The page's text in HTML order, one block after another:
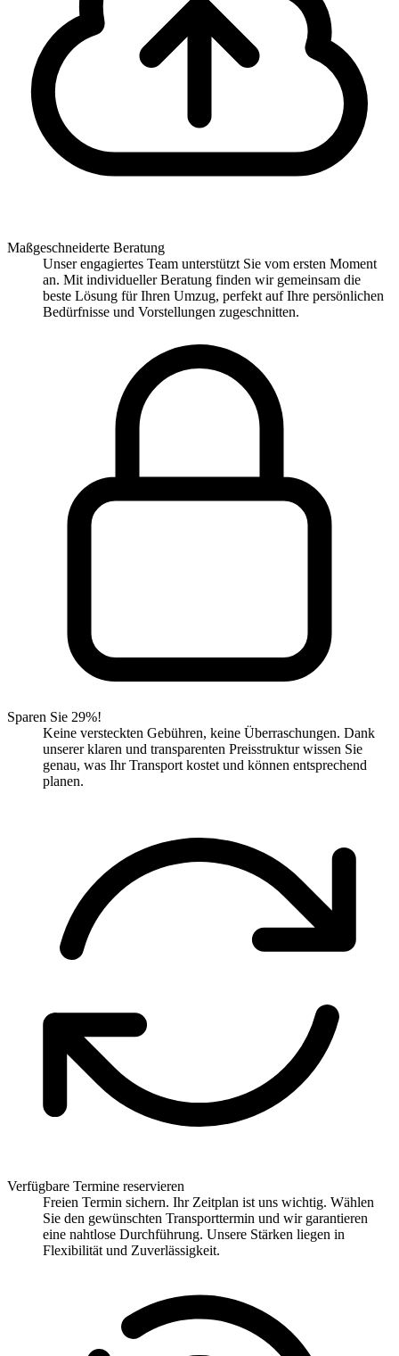
Maßgeschneiderte Beratung
Unser engagiertes Team unterstützt Sie vom ersten Moment
an. Mit individueller Beratung finden wir gemeinsam die
beste Lösung für Ihren Umzug, perfekt auf Ihre persönlichen
Bedürfnisse und Vorstellungen zugeschnitten.
Sparen Sie 29%!
Keine versteckten Gebühren, keine Überraschungen. Dank
unserer klaren und transparenten Preisstruktur wissen Sie
genau, was Ihr Transport kostet und können entsprechend
planen.
Verfügbare Termine reservieren
Freien Termin sichern. Ihr Zeitplan ist uns wichtig. Wählen
Sie den gewünschten Transporttermin und wir garantieren
eine nahtlose Durchführung. Unsere Stärken liegen in
Flexibilität und Zuverlässigkeit.